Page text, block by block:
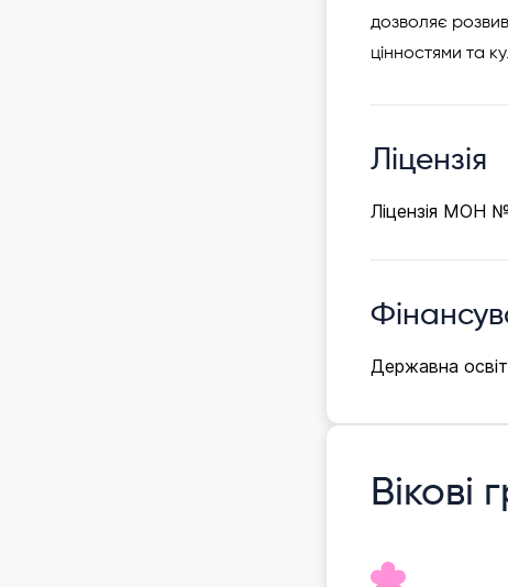
дозволяє
цінностями та
Ліцензія
Ліцензія МОН
Державна
Вікові